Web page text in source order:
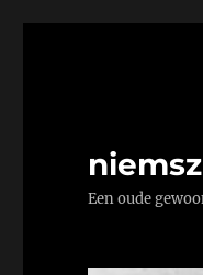
niemsz
Een oude